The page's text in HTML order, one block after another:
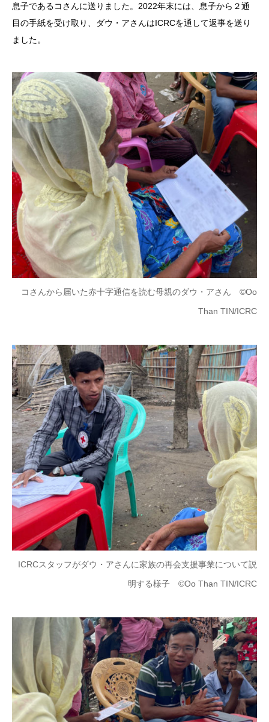
息子であるコさんに送りました。2022年末には、息子から２通
目の手紙を受け取り、ダウ・アさんはICRCを通して返事を送り
ました。
コさんから届いた赤十字通信を読む母親のダウ・アさん ©Oo
Than TIN/ICRC
ICRCスタッフがダウ・アさんに家族の再会支援事業について説
明する様子 ©Oo Than TIN/ICRC